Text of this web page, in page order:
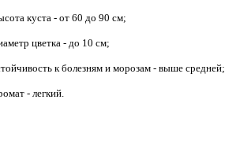
куста - от 60 до 90 см;
цветка - до 10 см;
к болезням и морозам - выше средней;
- легкий.